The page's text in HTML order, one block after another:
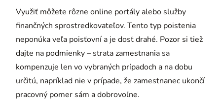
Využiť môžete rôzne online portály alebo služby
finančných sprostredkovateľov. Tento typ poistenia
neponúka veľa poisťovní a je dosť drahé. Pozor si tiež
dajte na podmienky – strata zamestnania sa
kompenzuje len vo vybraných prípadoch a na dobu
určitú, napríklad nie v prípade, že zamestnanec ukončí
pracovný pomer sám a dobrovoľne.